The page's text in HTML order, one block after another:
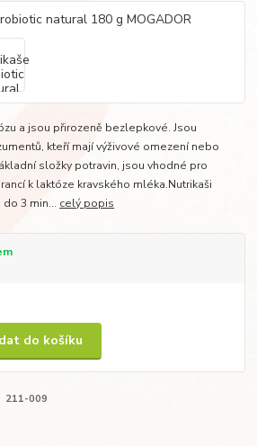
a jsou přirozeně bezlepkové. Jsou
kteří mají výživové omezení nebo
složky potravin, jsou vhodné pro
k laktóze kravského mléka.Nutrikaši
3 min... celý popis
do košíku
211-009